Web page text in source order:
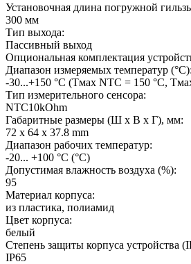
Установочная длина погружной
300 мм
Тип выхода:
Пассивный выход
Опциональная комплектация
Диапазон измеряемых температур (°С):
-30...+150 °C (Tмax NTC = 150 °C,
Тип измерительного сенсора:
NTC10kOhm
Габаритные размеры (Ш х В х Г), мм:
72 x 64 x 37.8 mm
Диапазон рабочих температур:
-20... +100 °C (°С)
Допустимая влажность воздуха (%):
95
Материал корпуса:
из пластика, полиамид
Цвет корпуса:
белый
Степень защиты корпуса устройства
IP65